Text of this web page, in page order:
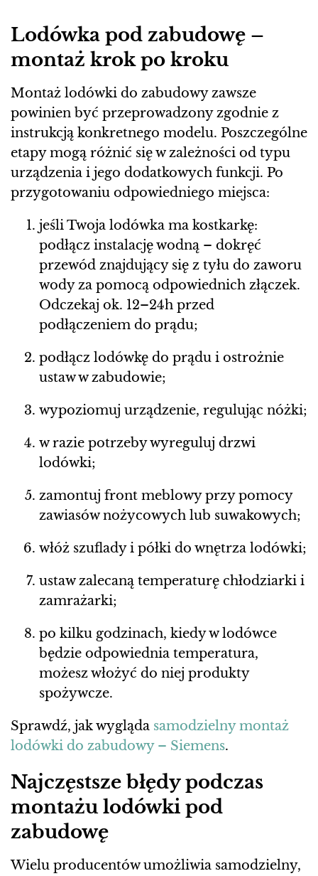
Lodówka pod zabudowę –
montaż krok po kroku
Montaż lodówki do zabudowy zawsze
powinien być przeprowadzony zgodnie z
instrukcją konkretnego modelu. Poszczególne
etapy mogą różnić się w zależności od typu
urządzenia i jego dodatkowych funkcji. Po
przygotowaniu odpowiedniego miejsca:
jeśli Twoja lodówka ma kostkarkę:
podłącz instalację wodną – dokręć
przewód znajdujący się z tyłu do zaworu
wody za pomocą odpowiednich złączek.
Odczekaj ok. 12–24h przed
podłączeniem do prądu;
podłącz lodówkę do prądu i ostrożnie
ustaw w zabudowie;
wypoziomuj urządzenie, regulując nóżki;
w razie potrzeby wyreguluj drzwi
lodówki;
zamontuj front meblowy przy pomocy
zawiasów nożycowych lub suwakowych;
włóż szuflady i półki do wnętrza lodówki;
ustaw zalecaną temperaturę chłodziarki i
zamrażarki;
po kilku godzinach, kiedy w lodówce
będzie odpowiednia temperatura,
możesz włożyć do niej produkty
spożywcze.
Sprawdź, jak wygląda samodzielny montaż
lodówki do zabudowy – Siemens.
Najczęstsze błędy podczas
montażu lodówki pod
zabudowę
Wielu producentów umożliwia samodzielny,